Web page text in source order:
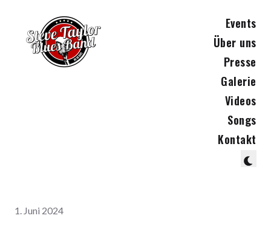
Events
Über uns
Presse
Galerie
Videos
Songs
Kontakt
1. Juni 2024